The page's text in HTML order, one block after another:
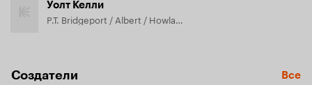
Уолт Келли
P.T. Bridgeport / Albert / Howland Owl, озвучка
Создатели Все